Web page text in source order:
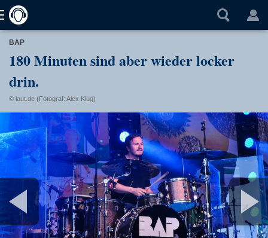
BAP
180 Minuten sind aber wieder locker
drin.
© laut.de (Fotograf: Alex Klug)